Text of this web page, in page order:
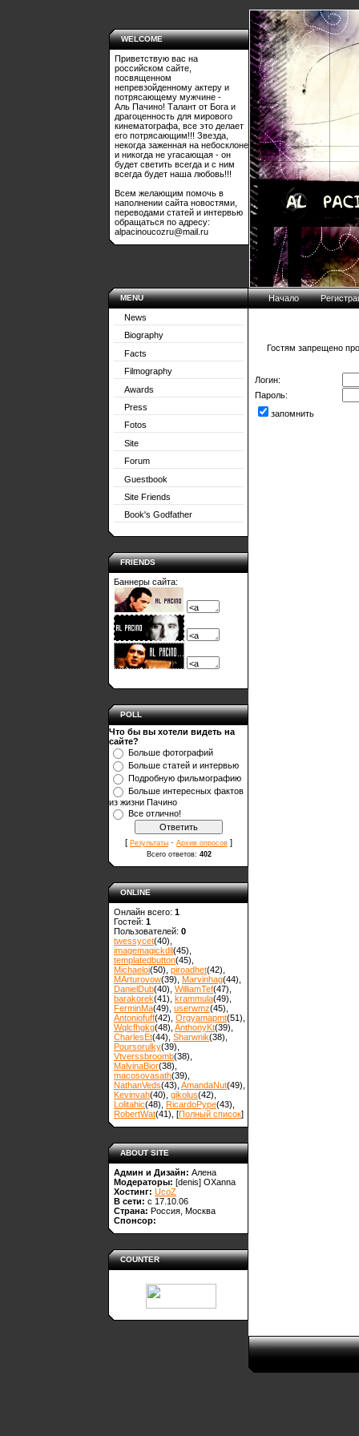
WELCOME
Приветствую вас на
российском сайте,
посвященном
непревзойденному актеру и
потрясающему мужчине -
Аль Пачино! Талант от Бога и
драгоценность для мирового
кинематографа, все это делает
его потрясающим!!! Звезда,
некогда заженная на небосклоне
и никогда не угасающая - он
будет светить всегда и с ним
всегда будет наша любовь!!!
Всем желающим помочь в
наполнении сайта новостями,
переводами статей и интервью
обращаться по адресу:
alpacinoucozru@mail.ru
MENU
News
Biography
Facts
Filmography
Awards
Press
Fotos
Site
Forum
Guestbook
Site Friends
Book's Godfather
FRIENDS
Баннеры сайта:
POLL
Что бы вы хотели видеть на
сайте?
Больше фотографий
Больше статей и интервью
Подробную фильмографию
Больше интересных фактов
из жизни Пачино
Все отлично!
[ Результаты · Архив опросов ]
Всего ответов: 402
ONLINE
Онлайн всего: 1
Гостей: 1
Пользователей: 0
twessycet(40)
imagemagickdll(45)
templatedbutton(45)
Michaeloi(50) piroadhet(42)
MArturovow(39) Marvinhag(44)
DanielDub(40) WilliamTef(47)
barakorek(41) krammula(49)
FerminMa(49) userwmz(45)
Antoniofuff(42) Orgyamapmt(51)
Wqlcfhgkg(48) AnthonyKt(39)
CharlesEt(44) Sharwnik(38)
Poursorulky(39)
Vtverssbroomb(38)
MalvinaBior(38)
macosovasath(39)
NathanVeds(43) AmandaNut(49)
Kevinvah(40) gikolus(42)
Lolitahic(48) RicardoPype(43)
RobertWat(41) , [Полный список]
ABOUT SITE
Админ и Дизайн: Алена
Модераторы: [denis] OXanna
Хостинг: UcoZ
В сети: с 17.10.06
Страна: Россия, Москва
Спонсор:
COUNTER
Начало
Гостям запрещено
Логин:
Пароль:
запомнить